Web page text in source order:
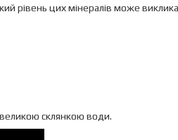
рівень цих мінералів може
великою склянкою води.